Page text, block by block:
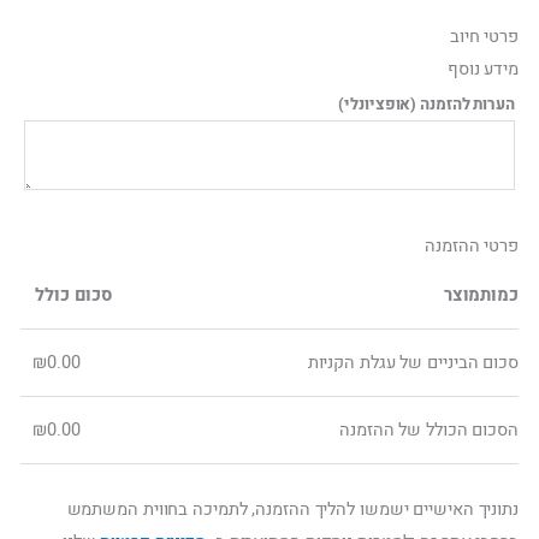
לתוכןפרטי חיוב‫
מידע נוסף
הערות להזמנה (אופציונלי)
פרטי ההזמנה
מוצרכמות סכום כולל
סכום הביניים של עגלת הקניות ₪0.00
הסכום הכולל של ההזמנה ₪0.00
נתוניך האישיים ישמשו להליך ההזמנה, לתמיכה בחווית המשתמש